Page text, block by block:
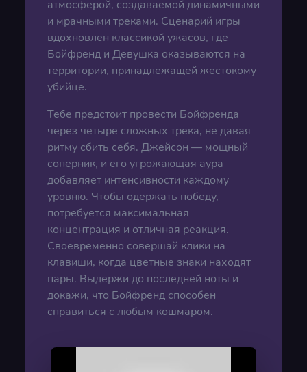
атмосферой, создаваемой динамичными
и мрачными треками. Сценарий игры
вдохновлен классикой ужасов, где
Бойфренд и Девушка оказываются на
территории, принадлежащей жестокому
убийце.
Тебе предстоит провести Бойфренда
через четыре сложных трека, не давая
ритму сбить себя. Джейсон — мощный
соперник, и его угрожающая аура
добавляет интенсивности каждому
уровню. Чтобы одержать победу,
потребуется максимальная
концентрация и отличная реакция.
Своевременно совершай клики на
клавиши, когда цветные знаки находят
пары. Выдержи до последней ноты и
докажи, что Бойфренд способен
справиться с любым кошмаром.